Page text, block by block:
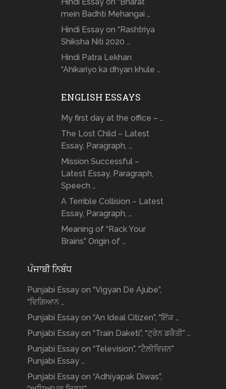
Hindi Essay on “Bharat
mein Badhti Mehangai …
Hindi Essay on “Rashtriya
Shiksha Niti 2020 …
Hindi Patra Lekhan
“Ahikariyo ka dhyan khule …
ENGLISH ESSAYS
My first day at the office – …
The Lost Child – Latest
Essay, Paragraph, …
Mission Successful –
Latest Essay, Paragraph,
Speech …
A Terrible Collision – Latest
Essay, Paragraph, …
Meaning of “Rack Your
Brains” Origin of …
ਪੰਜਾਬੀ ਨਿਬੰਧ
Punjabi Essay on “Vigyan De Ajube”,
“ਵਿਗਿਆਨ …
Punjabi Essay on “An Ideal Citizen”, “ਇੱਕ …
Punjabi Essay on “Train Daketi”, “ਟ੍ਰੇਨ ਡਕੈਤੀ” …
Punjabi Essay on “Television”, “ਟੈਲੀਵਿਜ਼ਨ”
Punjabi Essay …
Punjabi Essay on “Adhiyapak Diwas”,